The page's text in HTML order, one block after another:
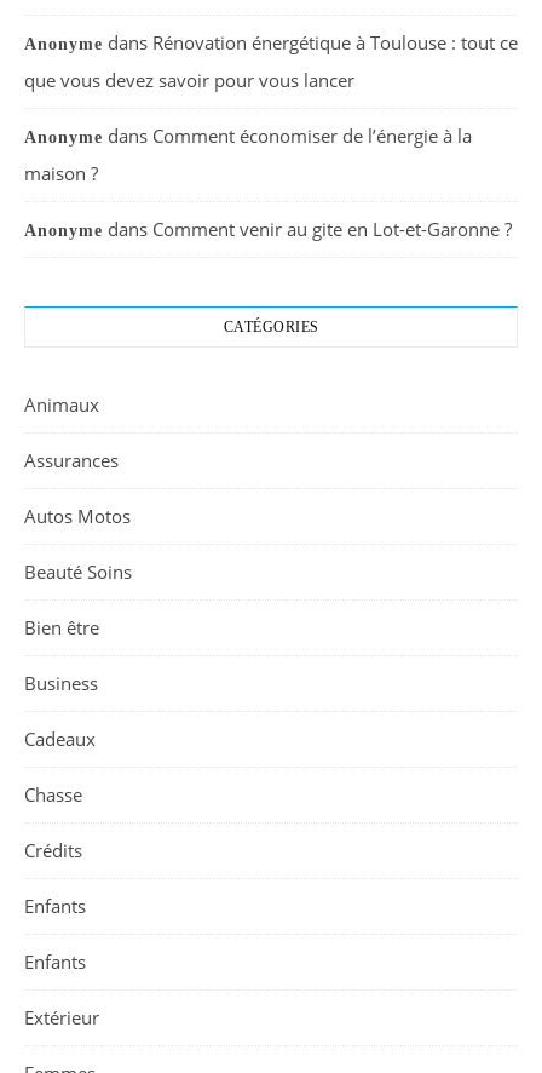
Anonyme dans Rénovation énergétique à Toulouse : tout ce
que vous devez savoir pour vous lancer
Anonyme dans Comment économiser de l’énergie à la
maison ?
Anonyme dans Comment venir au gite en Lot-et-Garonne ?
CATÉGORIES
Animaux
Assurances
Autos Motos
Beauté Soins
Bien être
Business
Cadeaux
Chasse
Crédits
Enfants
Enfants
Extérieur